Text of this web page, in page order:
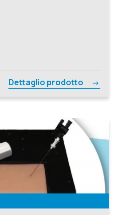
Dettaglio prodotto